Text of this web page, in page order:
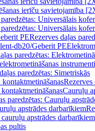
ierīču savietojamība
Universālais
Universālais
PERezerves daļas
db20/Geberit PE
paredzētas:
paredzētas: Simetriskās
Rezerves
Cauruļu
paredzētas: Cauruļu
apstrādes darbarīkiem
apstrādes darbarīkiem
pultis